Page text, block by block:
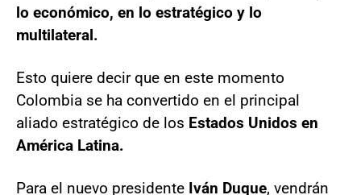
lo económico, en lo estratégico y lo
multilateral.
Esto quiere decir que en este momento
Colombia se ha convertido en el principal
aliado estratégico de los Estados Unidos en
América Latina.
Para el nuevo presidente Iván Duque, vendrán